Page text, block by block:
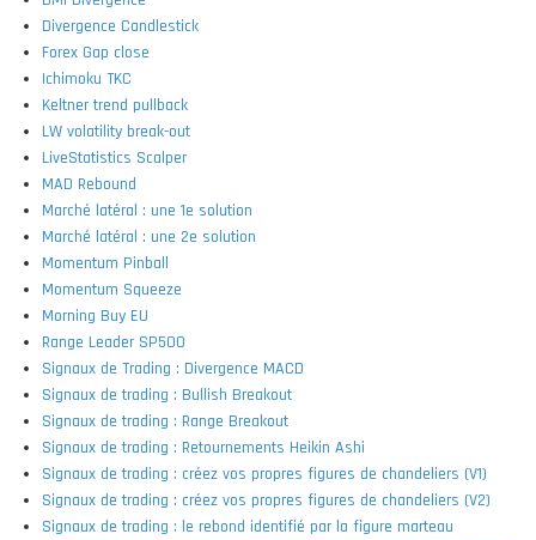
Divergence Candlestick
Forex Gap close
Ichimoku TKC
Keltner trend pullback
LW volatility break-out
LiveStatistics Scalper
MAD Rebound
Marché latéral : une 1e solution
Marché latéral : une 2e solution
Momentum Pinball
Momentum Squeeze
Morning Buy EU
Range Leader SP500
Signaux de Trading : Divergence MACD
Signaux de trading : Bullish Breakout
Signaux de trading : Range Breakout
Signaux de trading : Retournements Heikin Ashi
Signaux de trading : créez vos propres figures de chandeliers (V1)
Signaux de trading : créez vos propres figures de chandeliers (V2)
Signaux de trading : le rebond identifié par la figure marteau